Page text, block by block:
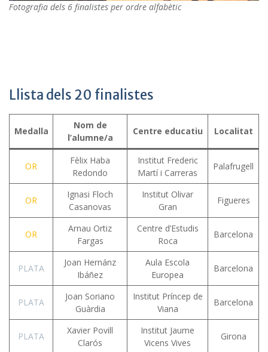
Fotografia dels 6 finalistes per ordre alfabètic
Llista dels 20 finalistes
Medalla
Nom de
l’alumne/a
Centre educatiu Localitat
OR
Fèlix Haba
Redondo
Institut Frederic
Martí i Carreras
Palafrugell
OR
Ignasi Floch
Casanovas
Institut Olivar
Gran
Figueres
OR
Arnau Ortiz
Fargas
Centre d’Estudis
Roca
Barcelona
PLATA
Joan Hernánz
Ibáñez
Aula Escola
Europea
Barcelona
PLATA
Joan Soriano
Guàrdia
Institut Príncep de
Viana
Barcelona
PLATA
Xavier Povill
Clarós
Institut Jaume
Vicens Vives
Girona